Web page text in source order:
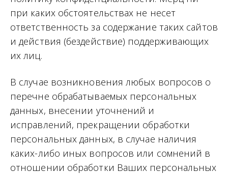
при каких обстоятельствах не несет
ответственность за содержание таких сайтов
и действия (бездействие) поддерживающих
их лиц.
В случае возникновения любых вопросов о
перечне обрабатываемых персональных
данных, внесении уточнений и
исправлений, прекращении обработки
персональных данных, в случае наличия
каких-либо иных вопросов или сомнений в
отношении обработки Ваших персональных